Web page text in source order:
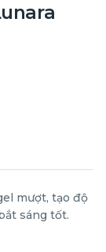
mượt, tạo độ
sáng tốt.